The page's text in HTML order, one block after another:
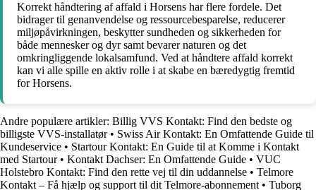
Korrekt håndtering af affald i Horsens har flere fordele. Det
bidrager til genanvendelse og ressourcebesparelse, reducerer
miljøpåvirkningen, beskytter sundheden og sikkerheden for
både mennesker og dyr samt bevarer naturen og det
omkringliggende lokalsamfund. Ved at håndtere affald korrekt
kan vi alle spille en aktiv rolle i at skabe en bæredygtig fremtid
for Horsens.
Andre populære artikler: Billig VVS Kontakt: Find den bedste og
billigste VVS-installatør• Swiss Air Kontakt: En Omfattende Guide til
Kundeservice • Startour Kontakt: En Guide til at Komme i Kontakt
med Startour• Kontakt Dachser: En Omfattende Guide • VUC
Holstebro Kontakt: Find den rette vej til din uddannelse • Telmore
Kontakt – Få hjælp og support til dit Telmore-abonnement • Tuborg